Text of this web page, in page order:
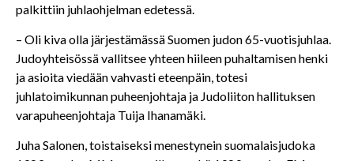
palkittiin juhlaohjelman edetessä.
– Oli kiva olla järjestämässä Suomen judon 65-vuotisjuhlaa.
Judoyhteisössä vallitsee yhteen hiileen puhaltamisen henki
ja asioita viedään vahvasti eteenpäin, totesi
juhlatoimikunnan puheenjohtaja ja Judoliiton hallituksen
varapuheenjohtaja Tuija Ihanamäki.
Juha Salonen, toistaiseksi menestynein suomalaisjudoka